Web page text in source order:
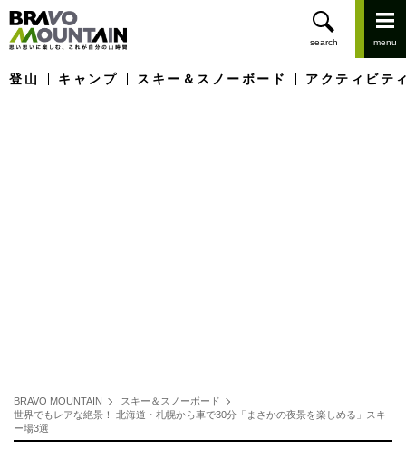
登山 キャンプ スキー＆スノーボード アクティビテ
BRAVO MOUNTAIN
スキー＆スノーボード
世界でもレアな絶景！ 北海道・札幌から車で30分「まさかの夜景を楽しめる」スキ
ー場3選